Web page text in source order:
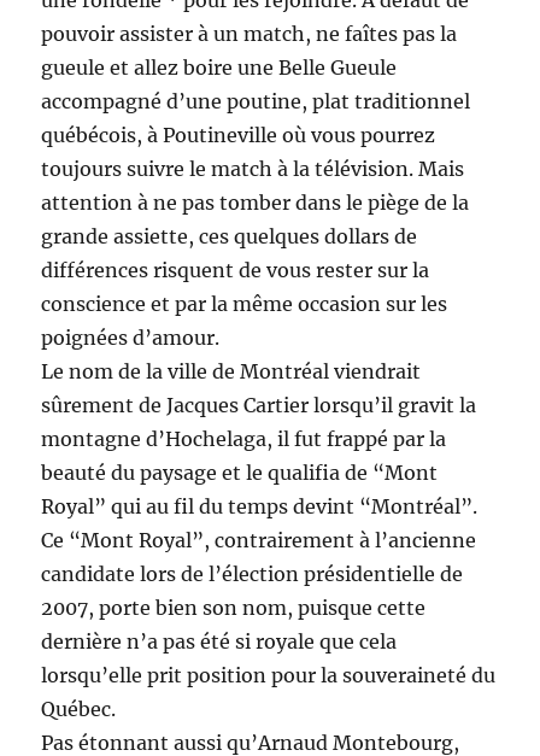
pouvoir assister à un match, ne faîtes pas la
gueule et allez boire une Belle Gueule
accompagné d’une poutine, plat traditionnel
québécois, à Poutineville où vous pourrez
toujours suivre le match à la télévision. Mais
attention à ne pas tomber dans le piège de la
grande assiette, ces quelques dollars de
différences risquent de vous rester sur la
conscience et par la même occasion sur les
poignées d’amour.
Le nom de la ville de Montréal viendrait
sûrement de Jacques Cartier lorsqu’il gravit la
montagne d’Hochelaga, il fut frappé par la
beauté du paysage et le qualifia de “Mont
Royal” qui au fil du temps devint “Montréal”.
Ce “Mont Royal”, contrairement à l’ancienne
candidate lors de l’élection présidentielle de
2007, porte bien son nom, puisque cette
dernière n’a pas été si royale que cela
lorsqu’elle prit position pour la souveraineté du
Québec.
Pas étonnant aussi qu’Arnaud Montebourg,